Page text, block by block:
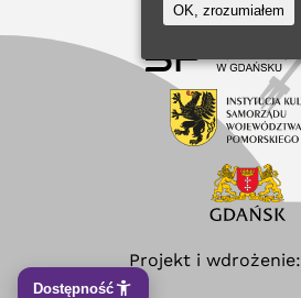
Projekt i wdrożenie:
Dostępność
OK, zrozumiałem